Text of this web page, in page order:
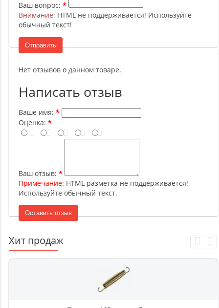
Ваш вопрос:
Внимание: HTML не поддерживается! Используйте
обычный текст!
Отправить
Нет отзывов о данном товаре.
Написать отзыв
Ваше имя:
Оценка:
Ваш отзыв:
Примечание: HTML разметка не поддерживается!
Используйте обычный текст.
Оставить отзыв
Хит продаж